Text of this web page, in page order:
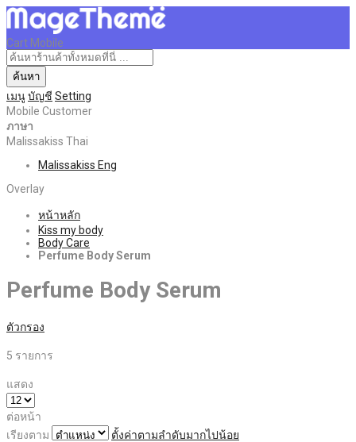
Cart Mobile
ค้นหา
เมนูบัญชี Setting
Mobile Customer
ภาษา
Malissakiss Thai
Malissakiss Eng
Overlay
หน้าหลัก
Kiss my body
Body Care
Perfume Body Serum
Perfume Body Serum
ตัวกรอง
5 รายการ
แสดง
ต่อหน้า
เรียงตาม
ตั้งค่าตามลำดับมากไปน้อย